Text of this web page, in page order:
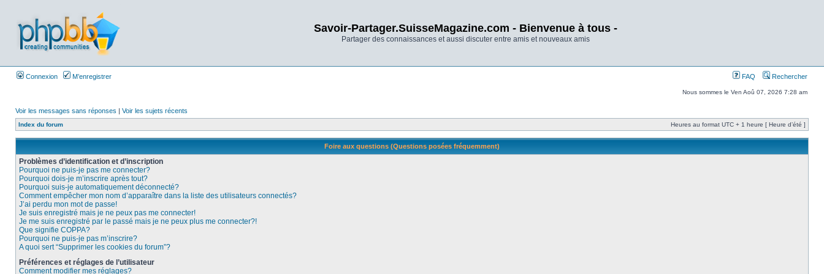
Savoir-Partager.SuisseMagazine.com - Bienvenue à tous -
Partager des connaissances et aussi discuter entre amis et nouveaux amis
Connexion M’enregistrer FAQ Rechercher
Nous sommes le Ven Aoû 07, 2026 7:28 am
Voir les messages sans réponses | Voir les sujets récents
Index du forum Heures au format UTC + 1 heure [ Heure d’été ]
Foire aux questions (Questions posées fréquemment)
Problèmes d’identification et d’inscription
Pourquoi ne puis-je pas me connecter?
Pourquoi dois-je m’inscrire après tout?
Pourquoi suis-je automatiquement déconnecté?
Comment empêcher mon nom d’apparaître dans la liste des utilisateurs connectés?
J’ai perdu mon mot de passe!
Je suis enregistré mais je ne peux pas me connecter!
Je me suis enregistré par le passé mais je ne peux plus me connecter?!
Que signifie COPPA?
Pourquoi ne puis-je pas m’inscrire?
A quoi sert “Supprimer les cookies du forum”?
Préférences et réglages de l’utilisateur
Comment modifier mes réglages?